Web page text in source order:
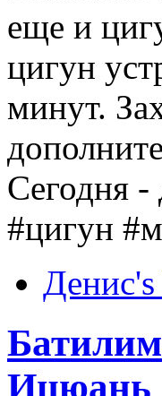
еще и
цигун
минут.
Сегодня -
‪#‎цигун‬
Ицюань